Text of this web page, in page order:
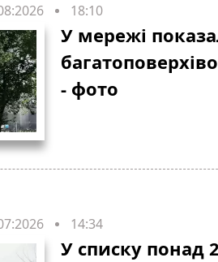
18:10
У мережі
- фото
14:34
У списку понад